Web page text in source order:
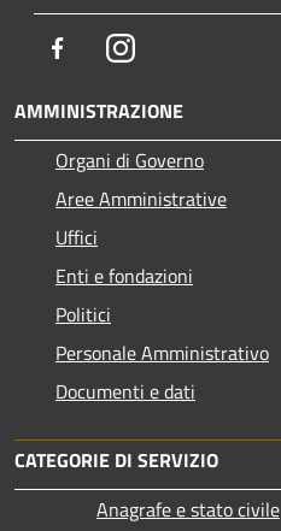
FacebookInstagram
AMMINISTRAZIONE
Organi di Governo
Aree Amministrative
Uffici
Enti e fondazioni
Politici
Personale Amministrativo
Documenti e dati
CATEGORIE DI SERVIZIO
Anagrafe e stato civile